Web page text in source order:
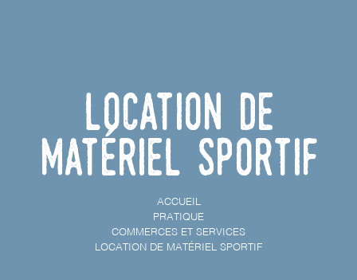
Location de
matériel sportif
ACCUEIL
PRATIQUE
COMMERCES ET SERVICES
LOCATION DE MATÉRIEL SPORTIF